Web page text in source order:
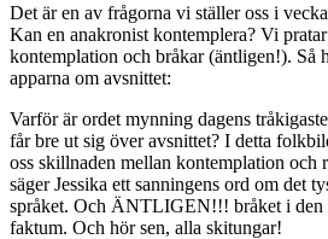
Det är en av frågorna vi ställer oss i
Kan en anakronist kontemplera? Vi
kontemplation och bråkar (äntligen!). Så
apparna om avsnittet:
Varför är ordet mynning dagens
får bre ut sig över avsnittet? I detta
oss skillnaden mellan kontemplation och
säger Jessika ett sanningens ord om det
språket. Och ÄNTLIGEN!!! bråket i den
faktum. Och hör sen, alla skitungar!